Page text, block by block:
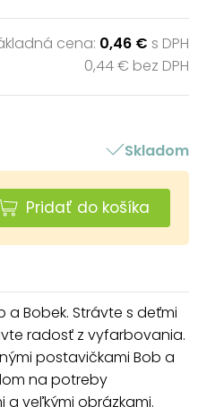
cena: 0,46 € s DPH
0,44 € bez DPH
Skladom
Pridať do košíka
a Bobek. Strávte s deťmi
radosť z vyfarbovania.
postavičkami Bob a
na potreby
veľkými obrázkami.